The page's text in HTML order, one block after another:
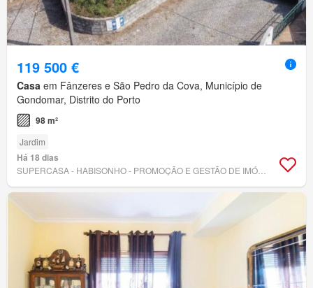
119 500 €
Casa em Fânzeres e São Pedro da Cova, Município de
Gondomar, Distrito do Porto
98 m²
Jardim
Há 18 dias